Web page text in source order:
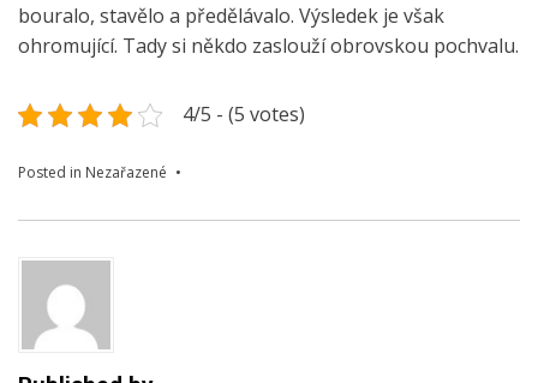
bouralo, stavělo a předělávalo. Výsledek je však
ohromující. Tady si někdo zaslouží obrovskou pochvalu.
4/5 - (5 votes)
Posted in Nezařazené